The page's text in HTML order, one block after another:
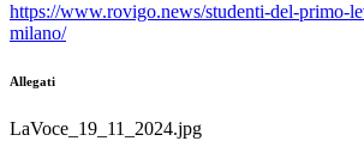
https://www.rovigo.news/studenti-del-primo-
milano/
Allegati
LaVoce_19_11_2024.jpg